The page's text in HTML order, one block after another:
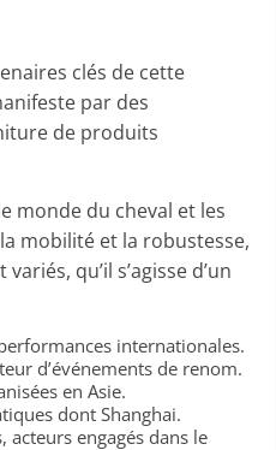
clés de cette
par des
de produits
monde du cheval et les
mobilité et la robustesse,
qu’il s’agisse d’un
internationales.
d’événements de renom.
en Asie.
dont Shanghai.
acteurs engagés dans le